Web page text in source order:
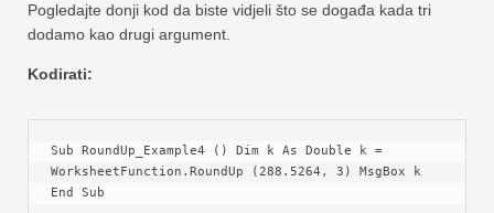
Pogledajte donji kod da biste vidjeli što se događa kada tri
dodamo kao drugi argument.
Kodirati:
Sub RoundUp_Example4 () Dim k As Double k =
WorksheetFunction.RoundUp (288.5264, 3) MsgBox k
End Sub